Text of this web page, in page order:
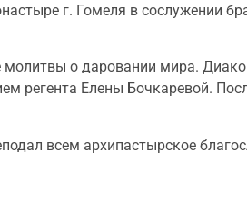
г. Гомеля в сослужении
молитвы о даровании мира.
регента Елены Бочкаревой.
всем архипастырское